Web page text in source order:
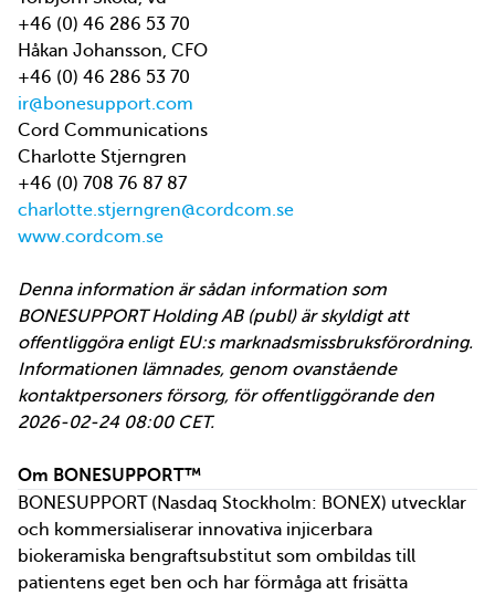
+46 (0) 46 286 53 70
Håkan Johansson, CFO
+46 (0) 46 286 53 70
ir@bonesupport.com
Cord Communications
Charlotte Stjerngren
+46 (0) 708 76 87 87
charlotte.stjerngren@cordcom.se
www.cordcom.se
Denna information är sådan information som
BONESUPPORT Holding AB (publ) är skyldigt att
offentliggöra enligt EU:s marknadsmissbruksförordning.
Informationen lämnades, genom ovanstående
kontaktpersoners försorg, för offentliggörande den
2026-02-24 08:00 CET.
Om BONESUPPORT™
BONESUPPORT (Nasdaq Stockholm: BONEX) utvecklar
och kommersialiserar innovativa injicerbara
biokeramiska bengraftsubstitut som ombildas till
patientens eget ben och har förmåga att frisätta